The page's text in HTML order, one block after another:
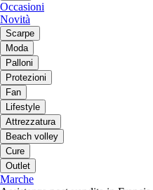
Occasioni
Novità
Scarpe
Moda
Palloni
Protezioni
Fan
Lifestyle
Attrezzatura
Beach volley
Cure
Outlet
Marche